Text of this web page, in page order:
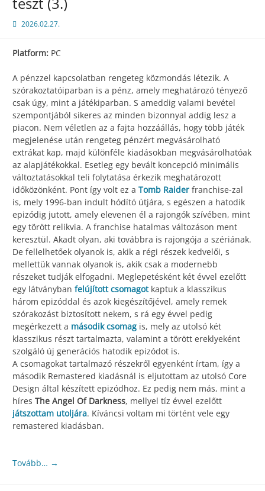
2026.02.27.
Platform: PC
A pénzzel kapcsolatban rengeteg közmondás létezik. A
szórakoztatóiparban is a pénz, amely meghatározó tényező
csak úgy, mint a játékiparban. S ameddig valami bevétel
szempontjából sikeres az minden bizonnyal addig lesz a
piacon. Nem véletlen az a fajta hozzáállás, hogy több játék
megjelenése után rengeteg pénzért megvásárolható
extrákat kap, majd különféle kiadásokban megvásárolhatóak
az alapjátékokkal. Esetleg egy bevált koncepció minimális
változtatásokkal teli folytatása érkezik meghatározott
időközönként. Pont így volt ez a Tomb Raider franchise-zal
is, mely 1996-ban indult hódító útjára, s egészen a hatodik
epizódig jutott, amely elevenen él a rajongók szívében, mint
egy törött relikvia. A franchise hatalmas változáson ment
keresztül. Akadt olyan, aki továbbra is rajongója a szériának.
De fellelhetőek olyanok is, akik a régi részek kedvelői, s
mellettük vannak olyanok is, akik csak a modernebb
részeket tudják elfogadni. Meglepetésként két évvel ezelőtt
egy látványban felújított csomagotkaptuk a klasszikus
három epizóddal és azok kiegészítőjével, amely remek
szórakozást biztosított nekem, s rá egy évvel pedig
megérkezett a második csomag is, mely az utolsó két
klasszikus részt tartalmazta, valamint a törött ereklyeként
szolgáló új generációs hatodik epizódot is.
A csomagokat tartalmazó részekről egyenként írtam, így a
második Remastered kiadásnál is eljutottam az utolsó Core
Design által készített epizódhoz. Ez pedig nem más, mint a
híres The Angel Of Darkness, mellyel tíz évvel ezelőtt
játszottam utoljára. Kíváncsi voltam mi történt vele egy
remastered kiadásban.
Tovább… →